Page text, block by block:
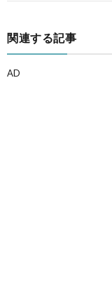
関連する記事
AD